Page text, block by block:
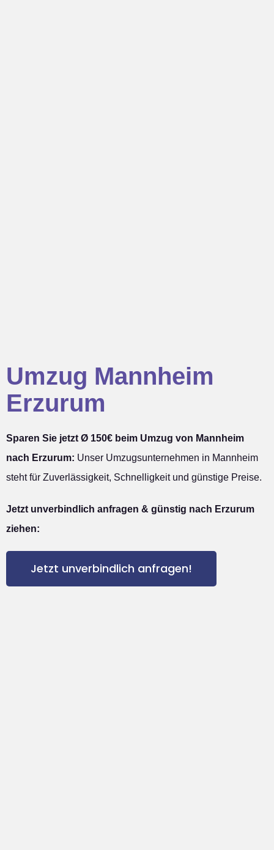
Umzug Mannheim
Erzurum
Sparen Sie jetzt Ø 150€ beim Umzug von Mannheim
nach Erzurum: Unser Umzugsunternehmen in Mannheim
steht für Zuverlässigkeit, Schnelligkeit und günstige Preise.
Jetzt unverbindlich anfragen & günstig nach Erzurum
ziehen:
Jetzt unverbindlich anfragen!